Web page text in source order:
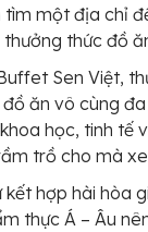
một địa chỉ
thức đồ
Sen Việt,
ăn vô cùng
học, tinh tế
trồ cho mà
kết hợp hài hòa
thực Á – Âu